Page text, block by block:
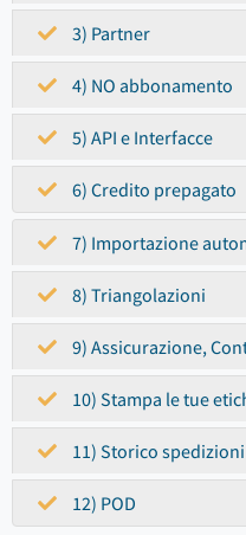
3) Partner
4) NO abbonamento
5) API e Interfacce
6) Credito prepagato
7) Importazione
8) Triangolazioni
9) Assicurazione,
10) Stampa le tue
11) Storico spedizioni
12) POD